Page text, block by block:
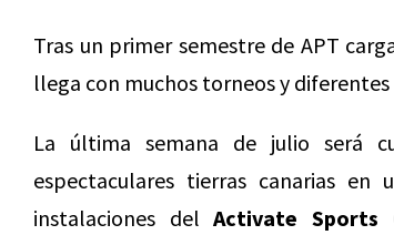
Tras un primer semestre de APT
llega con muchos torneos y
La última semana de julio será
espectaculares tierras canarias
instalaciones delActivate Sports